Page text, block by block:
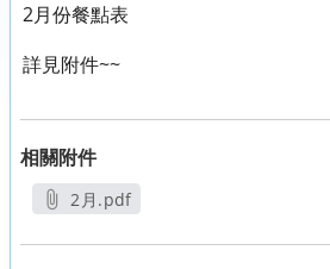
2月份餐點表
詳見附件~~
相關附件
2月.pdf